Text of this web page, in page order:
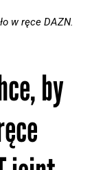
w ręce DAZN.
by